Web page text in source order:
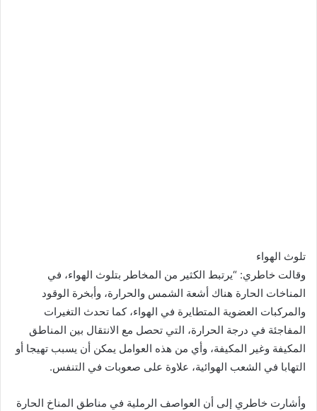
تلوث الهواء
وقالت خاطري: “يرتبط الكثير من المخاطر بتلوث الهواء، في
المناخات الحارة هناك أشعة الشمس والحرارة، وأبخرة الوقود
والمركبات العضوية المتطايرة في الهواء، كما تحدث التغيرات
المفاجئة في درجة الحرارة، التي تحصل مع الانتقال بين المناطق
المكيفة وغير المكيفة، وأي من هذه العوامل يمكن أن يسبب تهيجا أو
التهابا في الشعب الهوائية، علاوة على صعوبات في التنفس.
وأشارت خاطري إلى أن العواصف الرملية في مناطق المناخ الحارة